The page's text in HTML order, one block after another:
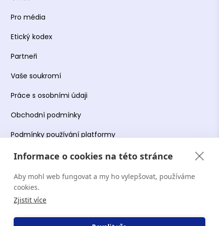
Informace o cookies na této stránce
Aby mohl web fungovat a my ho vylepšovat, používáme
cookies.
Zjistit více
Pro média
Etický kodex
Partneři
Vaše soukromí
Práce s osobními údaji
Obchodní podmínky
Podmínky používání platformy
Copyright Terapie CZ s.r.o. 2026. Všechna práva
vyhrazena. Web provozuje Terapie CZ s.r.o. IČO: